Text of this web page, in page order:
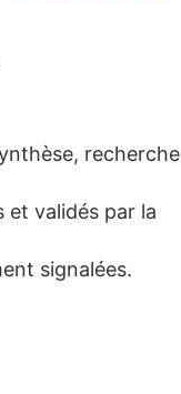
recherche
validés par la
signalées.